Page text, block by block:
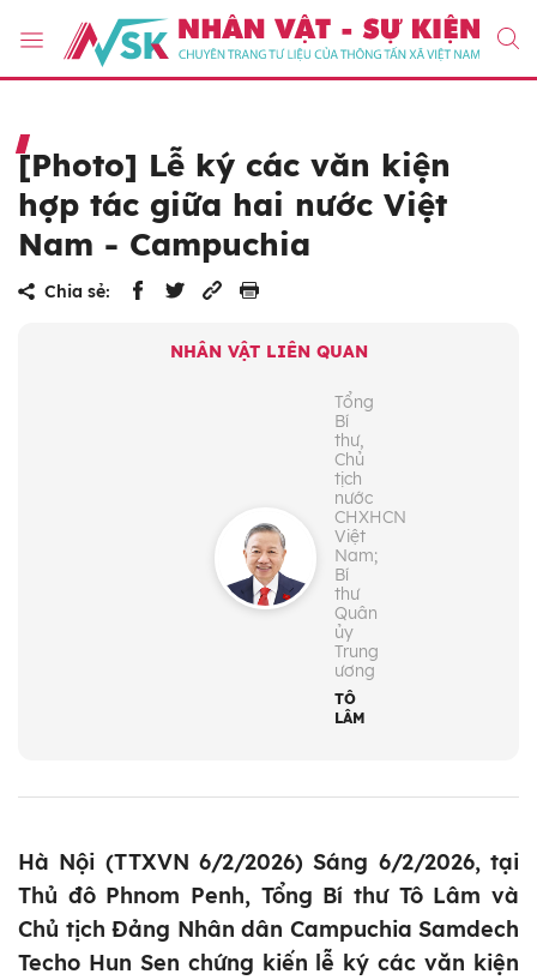
[Photo] Lễ ký các văn kiện
hợp tác giữa hai nước Việt
Nam - Campuchia
Chia sẻ:
NHÂN VẬT LIÊN QUAN
Tổng
Bí
thư,
Chủ
tịch
nước
CHXHCN
Việt
Nam;
Bí
thư
Quân
ủy
Trung
ương
TÔ
LÂM
Hà Nội (TTXVN 6/2/2026) Sáng 6/2/2026, tại
Thủ đô Phnom Penh, Tổng Bí thư Tô Lâm và
Chủ tịch Đảng Nhân dân Campuchia Samdech
Techo Hun Sen chứng kiến lễ ký các văn kiện